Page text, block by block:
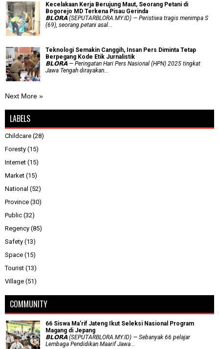
Kecelakaan Kerja Berujung Maut, Seorang Petani di
Bogorejo MD Terkena Pisau Gerinda
𝗕𝗟𝗢𝗥𝗔 (SEPUTARBLORA.MY.ID) — Peristiwa tragis menimpa S
(69), seorang petani asal...
Teknologi Semakin Canggih, Insan Pers Diminta Tetap
Berpegang Kode Etik Jurnalistik
𝗕𝗟𝗢𝗥𝗔 — Peringatan Hari Pers Nasional (HPN) 2025 tingkat
Jawa Tengah dirayakan...
Next More »
LABELS
Childcare (28)
Foresty (15)
Internet (15)
Market (15)
National (52)
Province (30)
Public (32)
Regency (85)
Safety (13)
Space (15)
Tourist (13)
Village (51)
COMMUNITY
66 Siswa Ma’rif Jateng Ikut Seleksi Nasional Program
Magang di Jepang
𝗕𝗟𝗢𝗥𝗔 (SEPUTARBLORA.MY.ID) — Sebanyak 66 pelajar
Lembaga Pendidikan Maarif Jawa...